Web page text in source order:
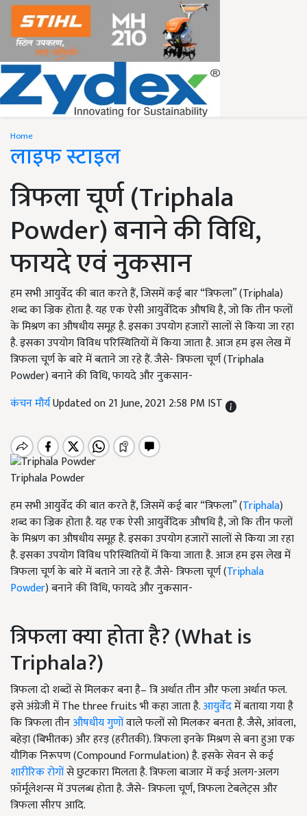
Home
लाइफ स्टाइल
त्रिफला चूर्ण (Triphala
Powder) बनाने की विधि,
फायदे एवं नुकसान
हम सभी आयुर्वेद की बात करते हैं, जिसमें कई बार “त्रिफला” (Triphala)
शब्द का ज्रिक होता है. यह एक ऐसी आयुर्वेदिक औषधि है, जो कि तीन फलों
के मिश्रण का औषधीय समूह है. इसका उपयोग हजारों सालों से किया जा रहा
है. इसका उपयोग विविध परिस्थितियों में किया जाता है. आज हम इस लेख में
त्रिफला चूर्ण के बारे में बताने जा रहे हैं. जैसे- त्रिफला चूर्ण (Triphala
Powder) बनाने की विधि, फायदे और नुकसान-
कंचन मौर्यUpdated on 21 June, 2021 2:58 PM IST
Triphala Powder
हम सभी आयुर्वेद की बात करते हैं, जिसमें कई बार “त्रिफला” (Triphala)
शब्द का ज्रिक होता है. यह एक ऐसी आयुर्वेदिक औषधि है, जो कि तीन फलों
के मिश्रण का औषधीय समूह है. इसका उपयोग हजारों सालों से किया जा रहा
है. इसका उपयोग विविध परिस्थितियों में किया जाता है. आज हम इस लेख में
त्रिफला चूर्ण के बारे में बताने जा रहे हैं. जैसे- त्रिफला चूर्ण (Triphala
Powder) बनाने की विधि, फायदे और नुकसान-
त्रिफला क्या होता है? (What is
Triphala?)
त्रिफला दो शब्दों से मिलकर बना है– त्रि अर्थात तीन और फला अर्थात फल.
इसे अंग्रेजी में The three fruits भी कहा जाता है.आयुर्वेदमें बताया गया है
कि त्रिफला तीनऔषधीय गुणोंवाले फलों सो मिलकर बनता है. जैसे, आंवला,
बहेड़ा (बिभीतक) और हरड़ (हरीतकी). त्रिफला इनके मिश्रण से बना हुआ एक
यौगिक निरूपण (Compound Formulation) है. इसके सेवन से कई
शारीरिक रोगोंसे छुटकारा मिलता है. त्रिफला बाजार में कई अलग-अलग
फ़ॉर्मूलेशन्स में उपलब्ध होता है. जैसे- त्रिफला चूर्ण, त्रिफला टेबलेट्स और
त्रिफला सीरप आदि.